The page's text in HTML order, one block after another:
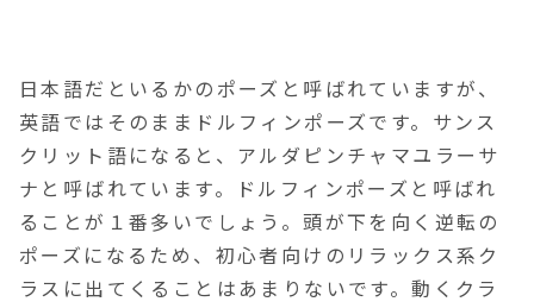
日本語だといるかのポーズと呼ばれていますが、
英語ではそのままドルフィンポーズです。サンス
クリット語になると、アルダピンチャマユラーサ
ナと呼ばれています。ドルフィンポーズと呼ばれ
ることが１番多いでしょう。頭が下を向く逆転の
ポーズになるため、初心者向けのリラックス系ク
ラスに出てくることはあまりないです。動くクラ